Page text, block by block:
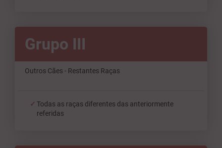
Grupo III
Outros Cães - Restantes Raças
Todas as raças diferentes das anteriormente
referidas